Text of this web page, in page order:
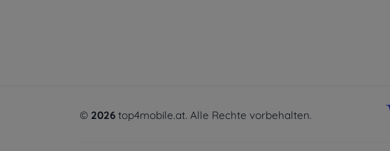
© 2026 top4mobile.at. Alle Rechte vorbehalten.